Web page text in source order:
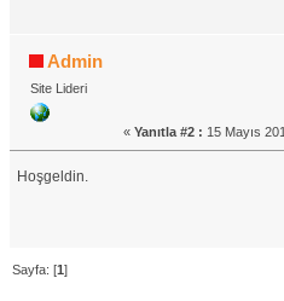
Admin
Site Lideri
« Yanıtla #2 : 15 Mayıs
Hoşgeldin.
Sayfa: [1]